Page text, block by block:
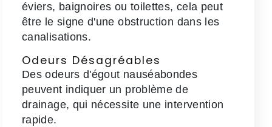
éviers, baignoires ou toilettes, cela peut
être le signe d'une obstruction dans les
canalisations.
Odeurs Désagréables
Des odeurs d'égout nauséabondes
peuvent indiquer un problème de
drainage, qui nécessite une intervention
rapide.